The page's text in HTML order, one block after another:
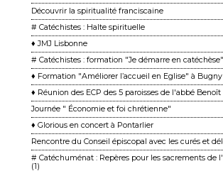
Découvrir la spiritualité franciscaine
# Catéchistes : Halte spirituelle
♦ JMJ Lisbonne
# Catéchistes : formation "Je démarre en catéchèse"
♦ Formation "Améliorer l’accueil en Eglise" à Bugny
♦ Réunion des ECP des 5 paroisses de l'abbé Benoît
Journée " Économie et foi chrétienne"
♦ Glorious en concert à Pontarlier
Rencontre du Conseil épiscopal avec les curés et
# Catéchuménat : Repères pour les sacrements
(1)